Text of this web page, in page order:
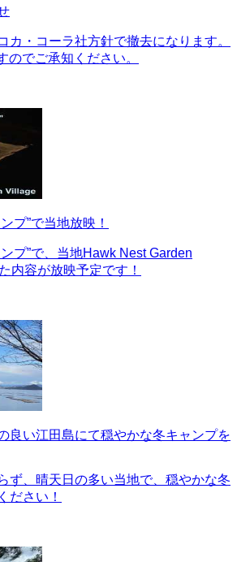
カ・コーラ社方針で撤去になります。
のでご承知ください。
プ”で当地放映！
プ”で、当地Hawk Nest Garden
内容が放映予定です！
良い江田島にて穏やかな冬キャンプを
ず、晴天日の多い当地で、穏やかな冬
ださい！